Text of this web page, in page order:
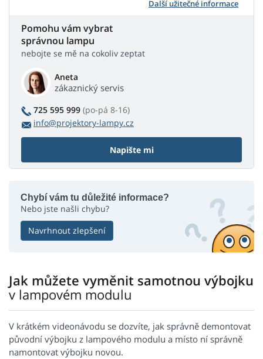
Další užitečné informace
Pomohu vám vybrat
správnou lampu
nebojte se mě na cokoliv zeptat
Aneta
zákaznický servis
725 595 999 (po-pá 8-16)
info@projektory-lampy.cz
Napište mi
Chybí vám tu důležité informace?
Nebo jste našli chybu?
Navrhnout zlepšení
Jak můžete vyměnit samotnou výbojku
v lampovém modulu
V krátkém videonávodu se dozvíte, jak správně demontovat
původní výbojku z lampového modulu a místo ní správně
namontovat výbojku novou.